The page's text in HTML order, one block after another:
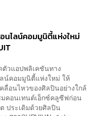
นไลน์คอมมูนิตี้แห่งใหม่
ตัวแอปพลิเคชันทาง
ลน์คอมมูนิตี้แห่งใหม่ ให้
ลื่อนไหวของศิลปินอย่างใกล้
คอนเทนต์เอ็กซ์คลูซีฟก่อน
ประเดิมด้วยศิลปิน